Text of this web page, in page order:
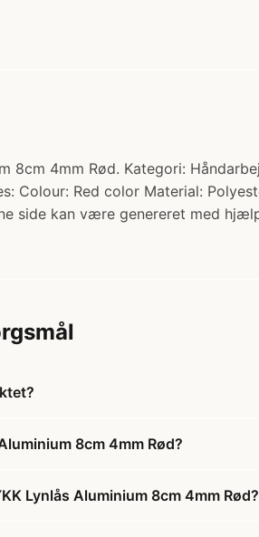
8cm 4mm Rød. Kategori:
Colour: Red color Material:
side kan være genereret med
8cm 4mm Rød?
Lynlås Aluminium 8cm 4mm Rød?